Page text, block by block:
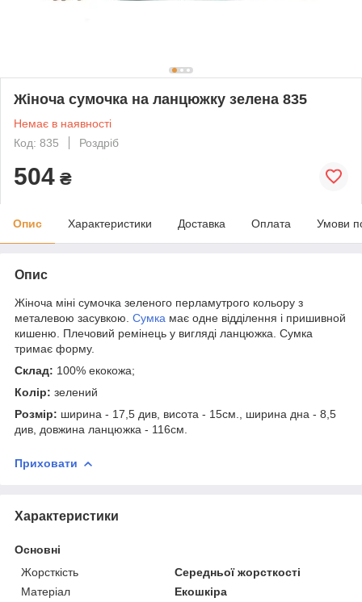
Жіноча сумочка на ланцюжку зелена 835
Немає в наявності
Код: 835
Роздріб
504 ₴
Опис Характеристики Доставка Оплата Умови
Опис
Жіноча міні сумочка зеленого перламутрого кольору з
металевою засувкою. Сумка має одне відділення і пришивной
кишеню. Плечовий ремінець у вигляді ланцюжка. Сумка
тримає форму.
Склад: 100% екокожа;
Колір: зелений
Розмір: ширина - 17,5 див, висота - 15см., ширина дна - 8,5
див, довжина ланцюжка - 116см.
Приховати
Характеристики
Основні
Жорсткість
Середньої жорсткості
Матеріал
Екошкіра